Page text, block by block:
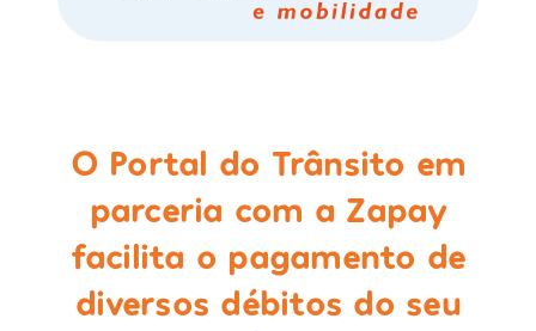
O Portal do Trânsito em
parceria com a Zapay
facilita o pagamento de
diversos débitos do seu